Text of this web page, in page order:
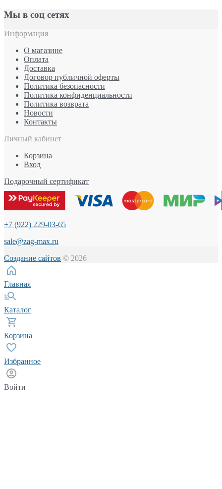
Мы в соц сетях
Информация
О магазине
Оплата
Доставка
Договор публичной оферты
Политика безопасности
Политика конфиденциальности
Политика возврата
Новости
Контакты
Личный кабинет
Корзина
Вход
Подарочный сертификат
+7 (922) 229-03-65
sale@zag-max.ru
Создание сайтов © 2026
Главная
Каталог
Корзина
Избранное
Войти